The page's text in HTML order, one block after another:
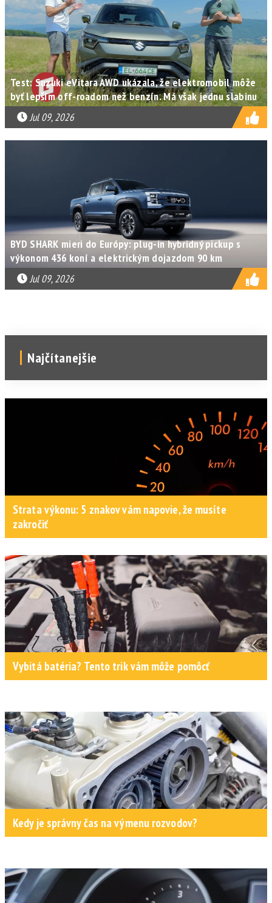
Test: Suzuki eVitara AWD ukázala, že elektromobil môže
byť lepším off-roadom než benzín. Má však jednu slabinu
Jul 09, 2026
BYD SHARK mieri do Európy: plug-in hybridný pickup s
výkonom 436 koní a elektrickým dojazdom 90 km
Jul 09, 2026
Najčítanejšie
Strata výkonu: 5 znakov vám napovie, že musíte
zakročiť
Vybitá batéria? Tento trik vám môže pomôcť
Kedy je správny čas na výmenu rozvodov?